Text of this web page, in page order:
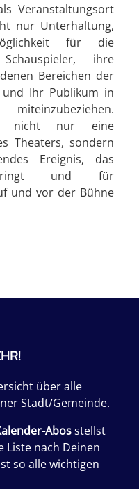
Veranstaltungsort
nur Unterhaltung,
für die
ihre
Bereichen der
Ihr Publikum in
nicht nur eine
Theaters, sondern
Ereignis, das
und für
und vor der Bühne
über alle
Stadt/Gemeinde.
Abosstellst
Liste nach Deinen
so alle wichtigen